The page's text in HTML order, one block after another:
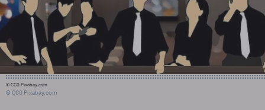
© CC0 Pixabay.com
© CC0 Pixabay.com